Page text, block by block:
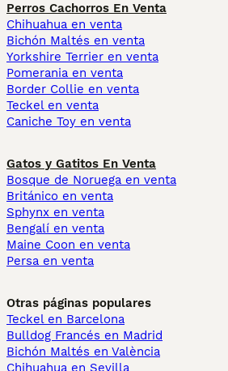
Perros Cachorros En Venta
Chihuahua en venta
Bichón Maltés en venta
Yorkshire Terrier en venta
Pomerania en venta
Border Collie en venta
Teckel en venta
Caniche Toy en venta
Gatos y Gatitos En Venta
Bosque de Noruega en venta
Británico en venta
Sphynx en venta
Bengalí en venta
Maine Coon en venta
Persa en venta
Otras páginas populares
Teckel en Barcelona
Bulldog Francés en Madrid
Bichón Maltés en València
Chihuahua en Sevilla